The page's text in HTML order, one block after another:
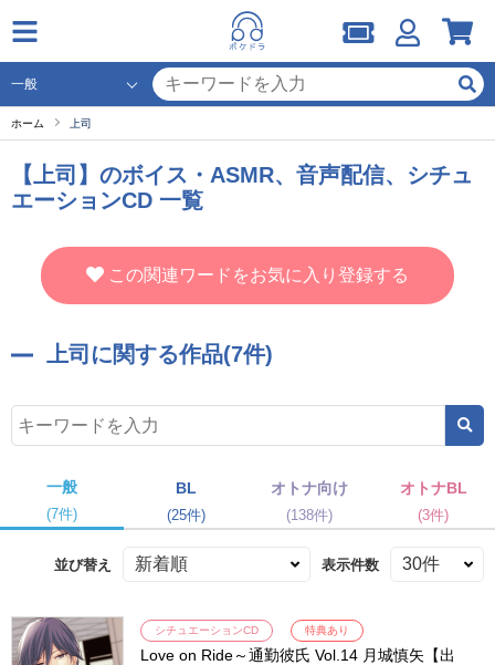
ホーム 上司
【上司】のボイス・ASMR、音声配信、シチュ
エーションCD 一覧
この関連ワードをお気に入り登録する
上司に関する作品(7件)
一般
(7件)
BL
(25件)
オトナ向け
(138件)
オトナBL
(3件)
並び替え 表示件数
シチュエーションCD 特典あり
Love on Ride～通勤彼氏 Vol.14 月城慎矢【出